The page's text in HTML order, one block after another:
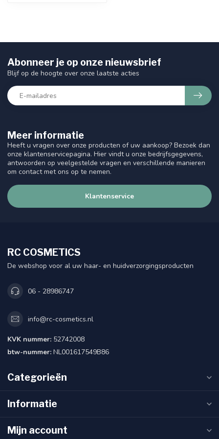
Meer informatie
Heeft u vragen over onze producten of uw aankoop? Bezoek dan
onze klantenservicepagina. Hier vindt u onze bedrijfsgegevens,
antwoorden op veelgestelde vragen en verschillende manieren
om contact met ons op te nemen.
Klantenservice
Abonneer je op onze nieuwsbrief
Blijf op de hoogte over onze laatste acties
RC COSMETICS
De webshop voor al uw haar- en huidverzorgingsproducten
06 - 28986747
info@rc-cosmetics.nl
KVK nummer: 52742008
btw-nummer: NL001617549B86
Categorieën
Informatie
Mijn account